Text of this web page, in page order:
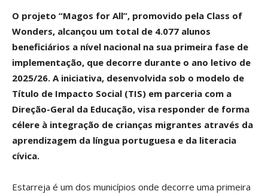
O projeto “Magos for All”, promovido pela Class of
Wonders, alcançou um total de 4.077 alunos
beneficiários a nível nacional na sua primeira fase de
implementação, que decorre durante o ano letivo de
2025/26. A iniciativa, desenvolvida sob o modelo de
Título de Impacto Social (TIS) em parceria com a
Direção-Geral da Educação, visa responder de forma
célere à integração de crianças migrantes através da
aprendizagem da língua portuguesa e da literacia
cívica.
Estarreja é um dos municípios onde decorre uma primeira